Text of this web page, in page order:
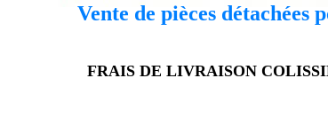
Vente de pièces
FRAIS DE LIVRAISON